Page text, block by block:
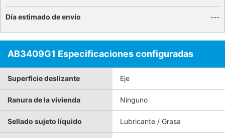
Día estimado de envío ---
AB3409G1 Especificaciones configuradas
Superficie deslizante Eje
Ranura de la vivienda Ninguno
Sellado sujeto líquido Lubricante / Grasa